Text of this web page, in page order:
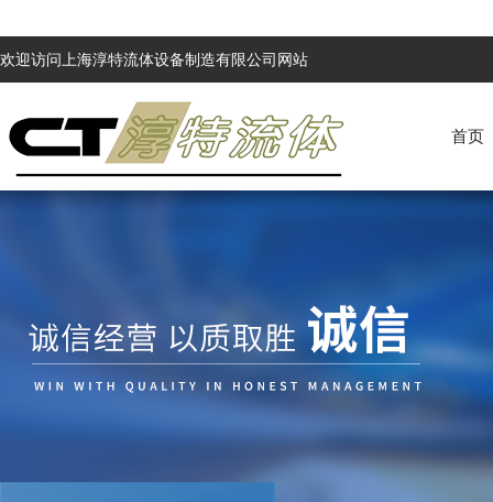
欢迎访问上海淳特流体设备制造有限公司网站
首页